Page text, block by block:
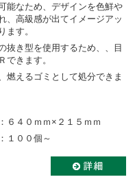
能なため、デザインを色鮮や
、高級感が出てイメージアッ
ます。
抜き型を使用するため、、目
できます。
燃えるゴミとして処分できま
６４０ｍｍ×２１５ｍｍ
１００個～